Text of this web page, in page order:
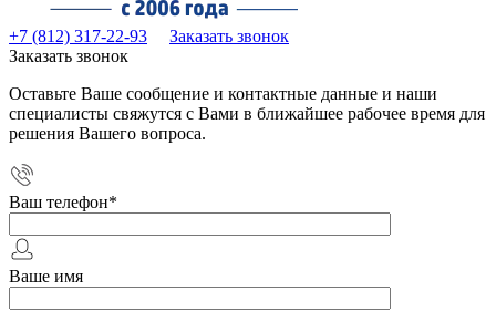
+7 (812) 317-22-93
Заказать звонок
Заказать звонок
Оставьте Ваше сообщение и контактные данные и наши
специалисты свяжутся с Вами в ближайшее рабочее время для
решения Вашего вопроса.
Ваш телефон*
Ваше имя